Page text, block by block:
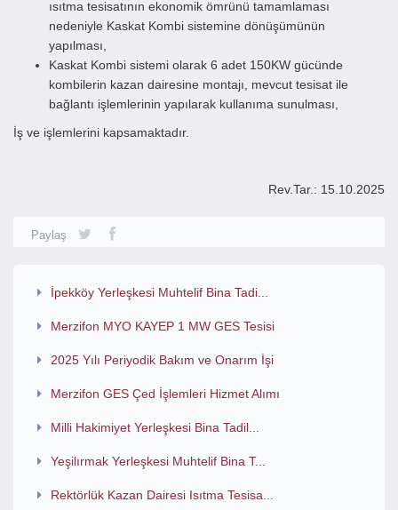
ısıtma tesisatının ekonomik ömrünü tamamlaması
nedeniyle Kaskat Kombi sistemine dönüşümünün
yapılması,
Kaskat Kombi sistemi olarak 6 adet 150KW gücünde
kombilerin kazan dairesine montajı, mevcut tesisat ile
bağlantı işlemlerinin yapılarak kullanıma sunulması,
İş ve işlemlerini kapsamaktadır.
Rev.Tar.: 15.10.2025
Paylaş
İpekköy Yerleşkesi Muhtelif Bina Tadi...
Merzifon MYO KAYEP 1 MW GES Tesisi
2025 Yılı Periyodik Bakım ve Onarım İşi
Merzifon GES Çed İşlemleri Hizmet Alımı
Milli Hakimiyet Yerleşkesi Bina Tadil...
Yeşilırmak Yerleşkesi Muhtelif Bina T...
Rektörlük Kazan Dairesi Isıtma Tesisa...